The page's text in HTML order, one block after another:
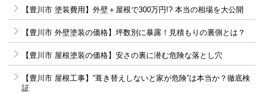
【豊川市 塗装費用】外壁＋屋根で300万円!? 本当の相場を大公開
【豊川市 外壁塗装の価格】坪数別に暴露！見積もりの裏側とは？
【豊川市 屋根塗装の価格】安さの裏に潜む危険な落とし穴
【豊川市 屋根工事】“葺き替えしないと家が危険”は本当か？徹底検
証